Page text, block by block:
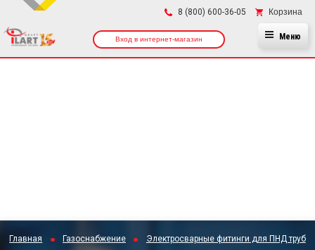
8 (800) 600-36-05 Корзина
Вход в интернет-магазин Меню
Главная Газоснабжение Электросварные фитинги для ПНД труб
×